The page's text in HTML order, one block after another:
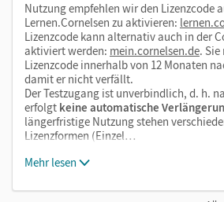
Nutzung empfehlen wir den Lizenzcode
Lernen.Cornelsen zu aktivieren:
Lizenzcode kann alternativ auch in der
aktiviert werden: mein.cornelsen.de. Sie
Lizenzcode innerhalb von 12 Monaten
damit er nicht verfällt.
Der Testzugang ist unverbindlich, d. h.
erfolgt keine automatische
längerfristige Nutzung stehen
Lizenzformen (Einzel…
Mehr lesen